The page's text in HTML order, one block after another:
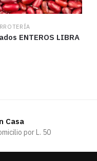
ENTEROS LIBRA
Casa
por L. 50